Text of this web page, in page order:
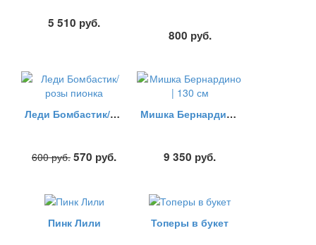
5 510 руб.
800 руб.
Леди Бомбастик/розы пионка
600руб. 570 руб.
Мишка Бернардино | 130 см
9 350 руб.
Пинк Лили Топеры в букет